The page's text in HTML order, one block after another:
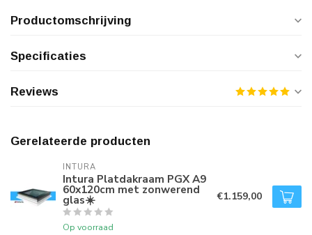
Productomschrijving
Specificaties
Reviews
Gerelateerde producten
INTURA
Intura Platdakraam PGX A9
60x120cm met zonwerend
glas☀️
Op voorraad
€1.159,00